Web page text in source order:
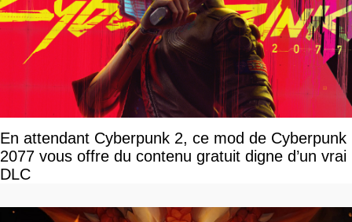
En attendant Cyberpunk 2, ce mod de Cyberpunk
2077 vous offre du contenu gratuit digne d’un vrai
DLC